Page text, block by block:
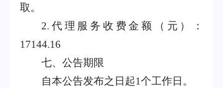
取。
2.代理服务收费金额（元）：
17144.16
七、公告期限
自本公告发布之日起1个工作日。